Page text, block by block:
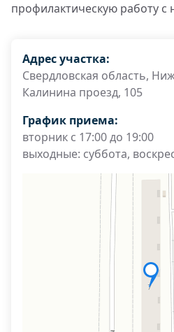
профилактическую работу с
Адрес участка:
Свердловская область,
Калинина проезд, 105
График приема:
вторник с 17:00 до 19:00
выходные: суббота,